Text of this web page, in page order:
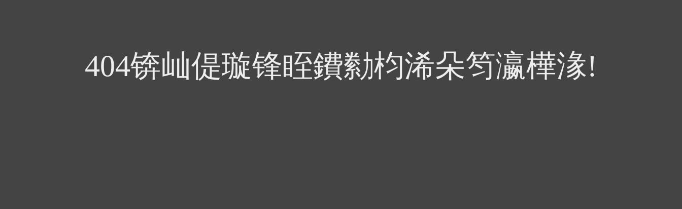
404锛屾偍璇锋眰鐨勬枃浠朵笉瀛樺湪!